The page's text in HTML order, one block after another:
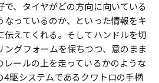
で、タイヤがどの方向に向いている
なっているのか、といった情報をキ
伝えてくれる。そしてハンドルを切
ングフォームを保ちつつ、意のまま
レールの上を走っているかのような
4駆システムであるクワトロの手柄